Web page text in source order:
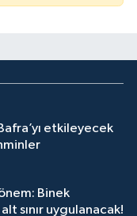
etkileyecek
Binek
sınır uygulanacak!